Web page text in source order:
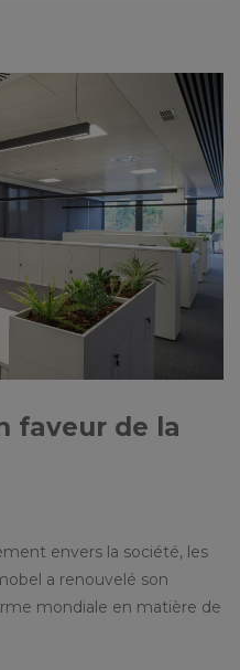
faveur de la
envers la société, les
a renouvelé son
mondiale en matière de